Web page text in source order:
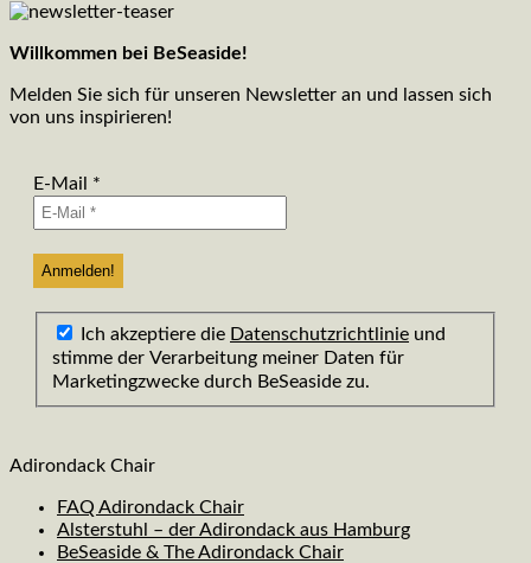
Willkommen bei BeSeaside!
Melden Sie sich für unseren Newsletter an und lassen sich
von uns inspirieren!
E-Mail *
Ich akzeptiere die Datenschutzrichtlinie und
stimme der Verarbeitung meiner Daten für
Marketingzwecke durch BeSeaside zu.
Adirondack Chair
FAQ Adirondack Chair
Alsterstuhl – der Adirondack aus Hamburg
BeSeaside & The Adirondack Chair